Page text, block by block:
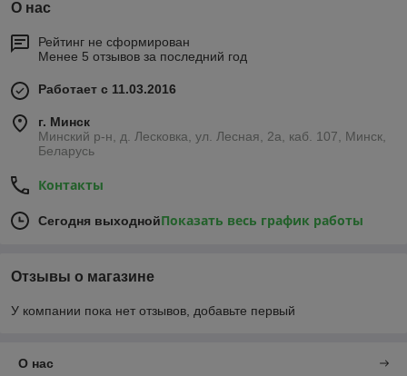
О нас
Рейтинг не сформирован
Менее 5 отзывов за последний год
Работает с 11.03.2016
г. Минск
Минский р-н, д. Лесковка, ул. Лесная, 2а, каб. 107, Минск,
Беларусь
Контакты
Сегодня выходнойПоказать весь график работы
Отзывы о магазине
У компании пока нет отзывов, добавьте первый
О нас